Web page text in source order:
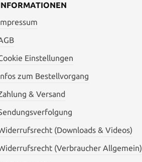
Einstellungen
zum Bestellvorgang
& Versand
(Downloads & Videos)
(Verbraucher Allgemein)